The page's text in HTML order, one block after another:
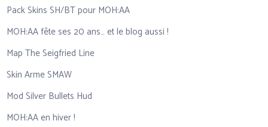
Pack Skins SH/BT pour MOH:AA
MOH:AA fête ses 20 ans… et le blog aussi !
Map The Seigfried Line
Skin Arme SMAW
Mod Silver Bullets Hud
MOH:AA en hiver !